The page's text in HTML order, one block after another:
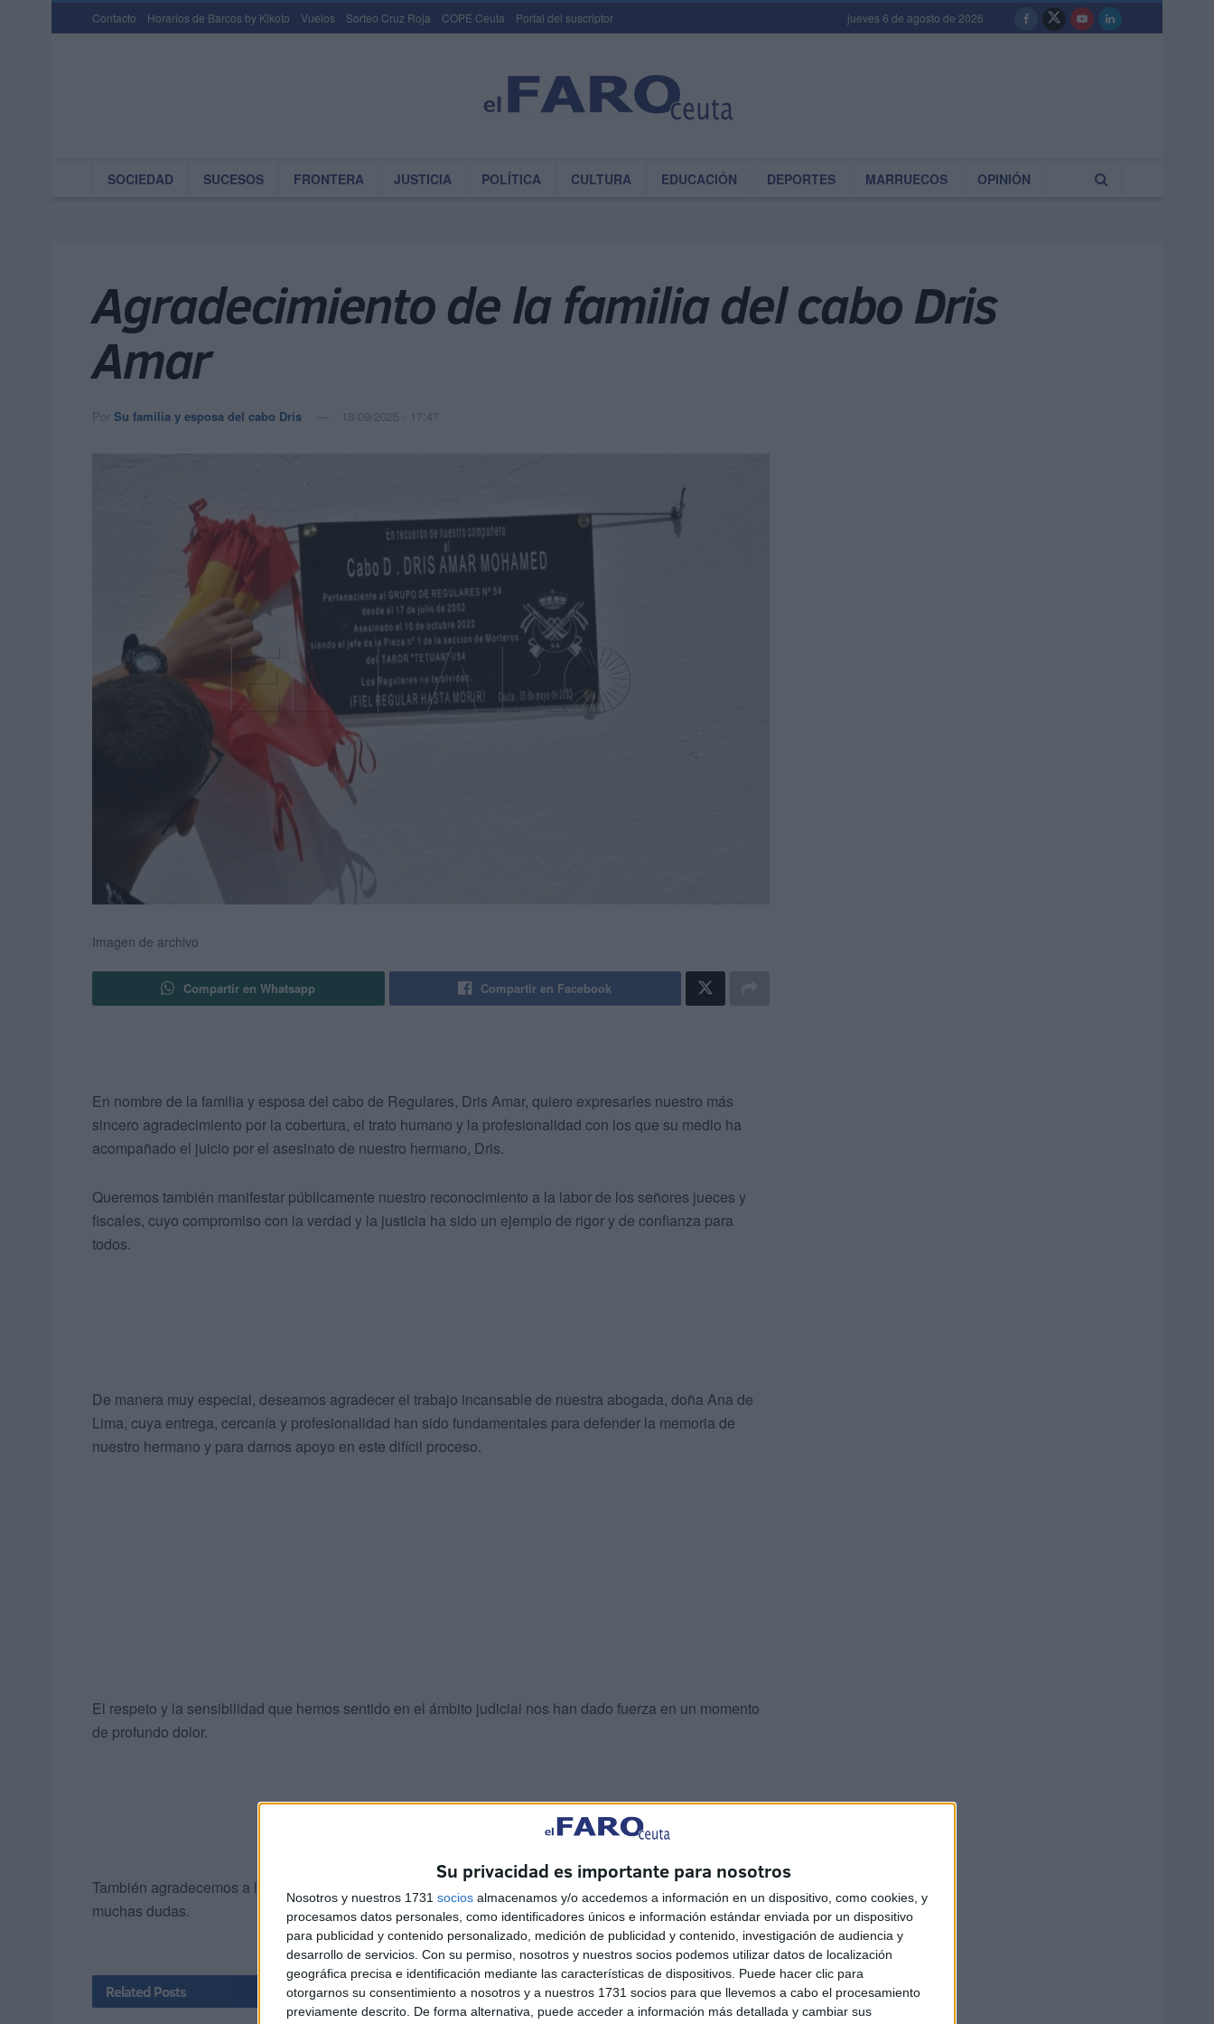
Su privacidad es importante para nosotros
Nosotros y nuestros 1731 socios almacenamos y/o accedemos a información en un dispositivo, como cookies, y
procesamos datos personales, como identificadores únicos e información estándar enviada por un dispositivo
para publicidad y contenido personalizado, medición de publicidad y contenido, investigación de audiencia y
desarrollo de servicios. Con su permiso, nosotros y nuestros socios podemos utilizar datos de localización
geográfica precisa e identificación mediante las características de dispositivos. Puede hacer clic para
otorgarnos su consentimiento a nosotros y a nuestros 1731 socios para que llevemos a cabo el procesamiento
previamente descrito. De forma alternativa, puede acceder a información más detallada y cambiar sus
Contacto Horarios de Barcos by Kikoto Vuelos Sorteo Cruz Roja COPE Ceuta Portal del suscriptor jueves 6 de agosto de 2026
SOCIEDAD SUCESOS FRONTERA JUSTICIA POLÍTICA CULTURA EDUCACIÓN DEPORTES MARRUECOS OPINIÓN
Agradecimiento de la familia del cabo Dris
Amar
Por Su familia y esposa del cabo Dris 18/09/2025 - 17:47
Imagen de archivo
Compartir en Whatsapp Compartir en Facebook
En nombre de la familia y esposa del cabo de Regulares, Dris Amar, quiero expresarles nuestro más
sincero agradecimiento por la cobertura, el trato humano y la profesionalidad con los que su medio ha
acompañado el juicio por el asesinato de nuestro hermano, Dris.
Queremos también manifestar públicamente nuestro reconocimiento a la labor de los señores jueces y
fiscales, cuyo compromiso con la verdad y la justicia ha sido un ejemplo de rigor y de confianza para
todos.
De manera muy especial, deseamos agradecer el trabajo incansable de nuestra abogada, doña Ana de
Lima, cuya entrega, cercanía y profesionalidad han sido fundamentales para defender la memoria de
nuestro hermano y para darnos apoyo en este difícil proceso.
El respeto y la sensibilidad que hemos sentido en el ámbito judicial nos han dado fuerza en un momento
de profundo dolor.
También agradecemos a los agentes que declararon y han estado de testigo que también quitaron
muchas dudas.
Related Posts